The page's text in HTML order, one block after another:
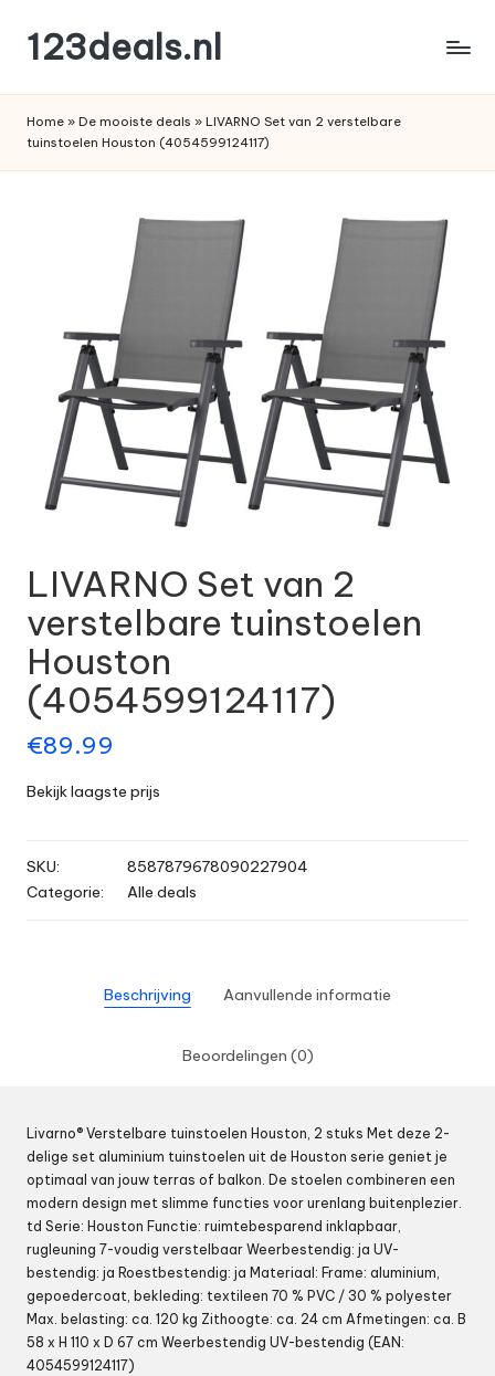
de
inhoud
123deals.nl
deals
Home » De mooiste deals » LIVARNO Set van 2 verstelbare
tuinstoelen Houston (4054599124117)
LIVARNO Set van 2
verstelbare tuinstoelen
Houston
(4054599124117)
€89.99
Bekijk laagste prijs
SKU:
8587879678090227904
Categorie:
Alle deals
Beschrijving Aanvullende informatie
Beoordelingen (0)
Livarno® Verstelbare tuinstoelen Houston, 2 stuks Met deze 2-
delige set aluminium tuinstoelen uit de Houston serie geniet je
optimaal van jouw terras of balkon. De stoelen combineren een
modern design met slimme functies voor urenlang buitenplezier.
td Serie: Houston Functie: ruimtebesparend inklapbaar,
rugleuning 7-voudig verstelbaar Weerbestendig: ja UV-
bestendig: ja Roestbestendig: ja Materiaal: Frame: aluminium,
gepoedercoat, bekleding: textileen 70 % PVC / 30 % polyester
Max. belasting: ca. 120 kg Zithoogte: ca. 24 cm Afmetingen: ca. B
58 x H 110 x D 67 cm Weerbestendig UV-bestendig (EAN:
4054599124117)